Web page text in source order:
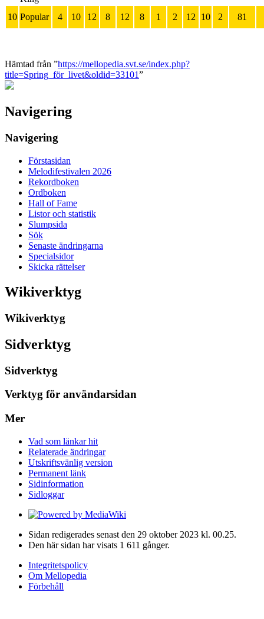
10 Popular 4 10 12 8 12 8 1 2 12 10 2 81
Hämtad från ”https://mellopedia.svt.se/index.php?
title=Spring_för_livet&oldid=33101”
Navigering
Navigering
Förstasidan
Melodifestivalen 2026
Rekordboken
Ordboken
Hall of Fame
Listor och statistik
Slumpsida
Sök
Senaste ändringarna
Specialsidor
Skicka rättelser
Wikiverktyg
Wikiverktyg
Sidverktyg
Sidverktyg
Verktyg för användarsidan
Mer
Vad som länkar hit
Relaterade ändringar
Utskriftsvänlig version
Permanent länk
Sidinformation
Sidloggar
Sidan redigerades senast den 29 oktober 2023 kl. 00.25.
Den här sidan har visats 1 611 gånger.
Integritetspolicy
Om Mellopedia
Förbehåll